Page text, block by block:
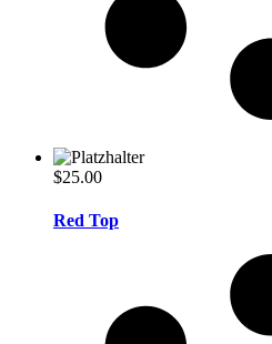
$25.00
Red Top